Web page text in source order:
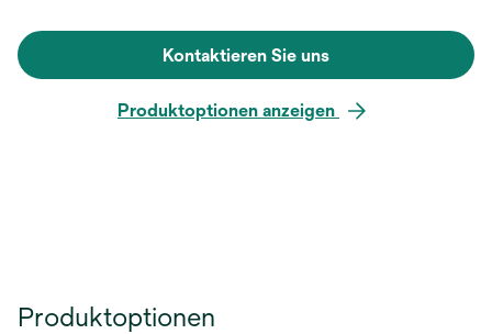
Kontaktieren Sie uns
Produktoptionen anzeigen
Produktoptionen